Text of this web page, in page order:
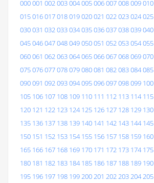
000001 002003004005006007008009010
015016017018019020021 022023024025
030031 032033034035036037038039040
045046047048049050051 052053054055
060061 062063064065066067068069070
075076077078079080081 082083084085
090091 092093094095096097098099 100
105 106 107 108 109 110 111 112 113 114 115
120 121 122 123 124 125 126 127 128 129 130
135 136 137 138 139 140 141 142 143 144 145
150 151 152 153 154 155 156 157 158 159 160
165 166 167 168 169 170 171 172 173 174 175
180 181 182 183 184 185 186 187 188 189 190
195 196 197 198 199200201 202203204205